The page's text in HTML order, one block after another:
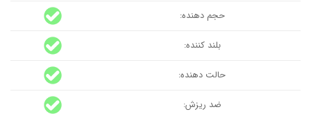
حجم دهنده:
بلند کننده:
حالت دهنده:
ضد ریزش: